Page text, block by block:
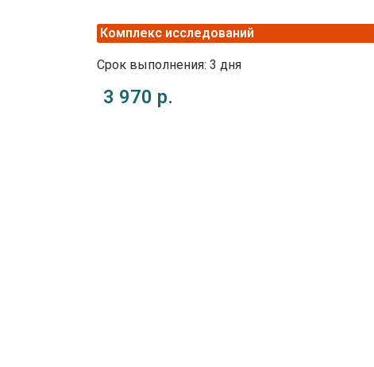
Комплекс исследований
Срок выполнения: 3 дня
3 970 р.